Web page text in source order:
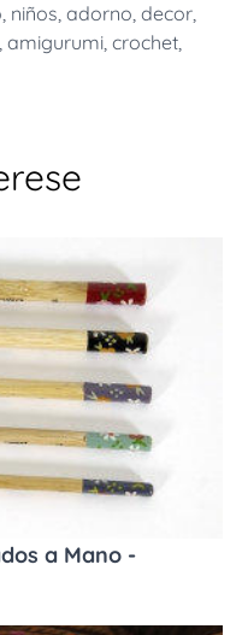
, niños, adorno, decor,
, amigurumi, crochet,
a Mano -